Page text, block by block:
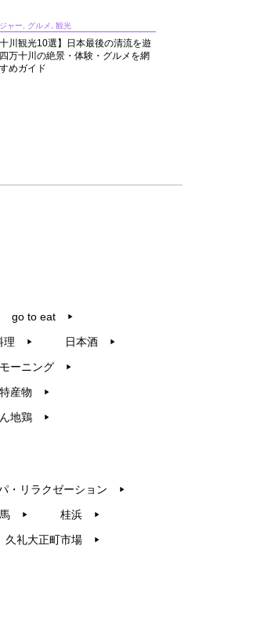
ャー, グルメ, 観光
十川観光10選】日本最後の清流を遊
万十川の絶景・体験・グルメを網
めガイド
go to eat ▶︎
理 ▶︎ 日本酒 ▶︎
モーニング ▶︎
特産物 ▶︎
地鶏 ▶︎
・リラクゼーション ▶︎
▶︎ 桂浜 ▶︎
久礼大正町市場 ▶︎